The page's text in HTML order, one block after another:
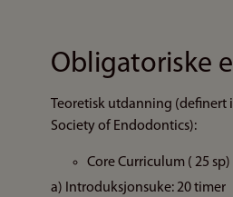
Obligatoriske
Teoretisk utdanning (definert
Society of Endodontics):
Core Curriculum ( 25 sp)
a) Introduksjonsuke: 20 timer